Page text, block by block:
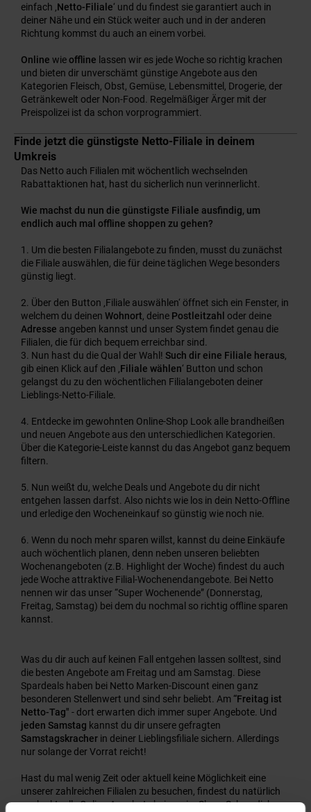
einfach ‚ Netto-Filiale‘ und du findest sie garantiert auch in
deiner Nähe und ein Stück weiter auch und in der anderen
Richtung kommst du auch an einem vorbei.
Online wieoffline lassen wir es jede Woche so richtig krachen
und bieten dir unverschämt günstige Angebote aus den
Kategorien Fleisch, Obst, Gemüse, Lebensmittel, Drogerie, der
Getränkewelt oder Non-Food. Regelmäßiger Ärger mit der
Preispolizei ist da schon vorprogrammiert.
Finde jetzt die günstigste Netto-Filiale in deinem
Umkreis
Das Netto auch Filialen mit wöchentlich wechselnden
Rabattaktionen hat, hast du sicherlich nun verinnerlicht.
Wie machst du nun die günstigste Filiale ausfindig, um
endlich auch mal offline shoppen zu gehen?
Um die besten Filialangebote zu finden, musst du zunächst
die Filiale auswählen, die für deine täglichen Wege besonders
günstig liegt.
Über den Button ‚Filiale auswählen‘ öffnet sich ein Fenster, in
welchem du deinen Wohnort, deine Postleitzahl oder deine
Adresse angeben kannst und unser System findet genau die
Filialen, die für dich bequem erreichbar sind.
Nun hast du die Qual der Wahl! Such dir eine Filiale heraus,
gib einen Klick auf den ‚ Filiale wählen‘ Button und schon
gelangst du zu den wöchentlichen Filialangeboten deiner
Lieblings-Netto-Filiale.
Entdecke im gewohnten Online-Shop Look alle brandheißen
und neuen Angebote aus den unterschiedlichen Kategorien.
Über die Kategorie-Leiste kannst du das Angebot ganz bequem
filtern.
Nun weißt du, welche Deals und Angebote du dir nicht
entgehen lassen darfst. Also nichts wie los in dein Netto-Offline
und erledige den Wocheneinkauf so günstig wie noch nie.
Wenn du noch mehr sparen willst, kannst du deine Einkäufe
auch wöchentlich planen, denn neben unseren beliebten
Wochenangeboten (z.B. Highlight der Woche) findest du auch
jede Woche attraktive Filial-Wochenendangebote. Bei Netto
nennen wir das unser “Super Wochenende” (Donnerstag,
Freitag, Samstag) bei dem du nochmal so richtig offline sparen
kannst.
Was du dir auch auf keinen Fall entgehen lassen solltest, sind
die besten Angebote am Freitag und am Samstag. Diese
Spardeals haben bei Netto Marken-Discount einen ganz
besonderen Stellenwert und sind sehr beliebt. Am “Freitag ist
Netto-Tag" - dort erwarten dich immer super Angebote. Und
jeden Samstag kannst du dir unsere gefragten
Samstagskracher in deiner Lieblingsfiliale sichern. Allerdings
nur solange der Vorrat reicht!
Hast du mal wenig Zeit oder aktuell keine Möglichkeit eine
unserer zahlreichen Filialen zu besuchen, findest du natürlich
auch aktuelle Online-Angebote bei uns im Shop. Schau dich